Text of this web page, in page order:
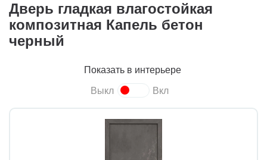
Дверь гладкая влагостойкая
композитная Капель бетон
черный
Показать в интерьере
Выкл Вкл